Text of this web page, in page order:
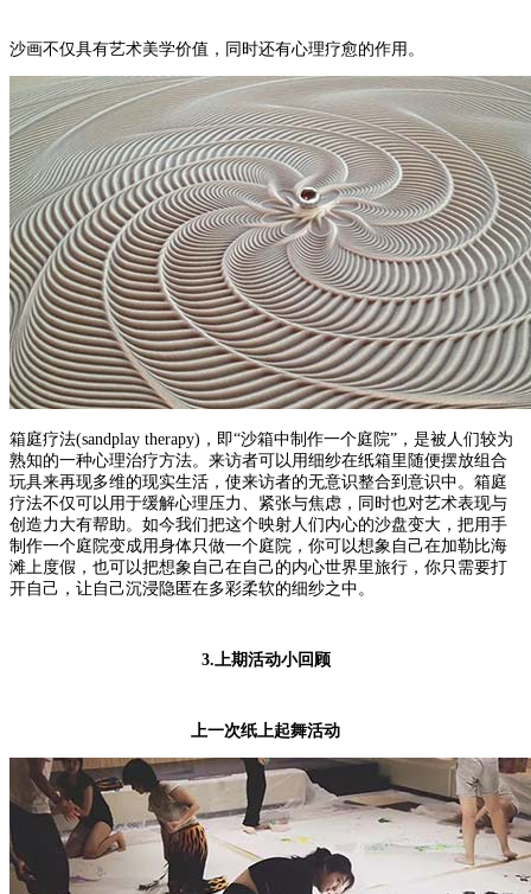
沙画不仅具有艺术美学价值，同时还有心理疗愈的作用。
箱庭疗法(sandplay therapy)，即“沙箱中制作一个庭院”，是被人们较为
熟知的一种心理治疗方法。来访者可以用细纱在纸箱里随便摆放组合
玩具来再现多维的现实生活，使来访者的无意识整合到意识中。箱庭
疗法不仅可以用于缓解心理压力、紧张与焦虑，同时也对艺术表现与
创造力大有帮助。如今我们把这个映射人们内心的沙盘变大，把用手
制作一个庭院变成用身体只做一个庭院，你可以想象自己在加勒比海
滩上度假，也可以把想象自己在自己的内心世界里旅行，你只需要打
开自己，让自己沉浸隐匿在多彩柔软的细纱之中。
3.上期活动小回顾
上一次纸上起舞活动